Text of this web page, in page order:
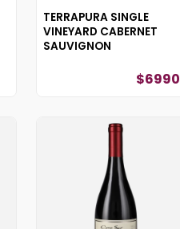
TERRAPURA SINGLE
VINEYARD CABERNET
SAUVIGNON
$6990